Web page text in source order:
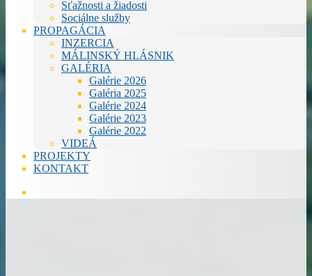
Sťažnosti a žiadosti
Sociálne služby
PROPAGÁCIA
INZERCIA
MÁLINSKÝ HLÁSNIK
GALÉRIA
Galérie 2026
Galéria 2025
Galérie 2024
Galérie 2023
Galérie 2022
VIDEÁ
PROJEKTY
KONTAKT